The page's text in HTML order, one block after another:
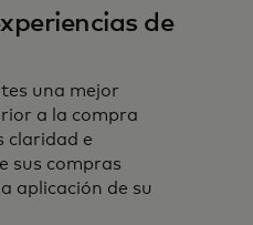
de
una mejor
a la compra
claridad e
sus compras
aplicación de su